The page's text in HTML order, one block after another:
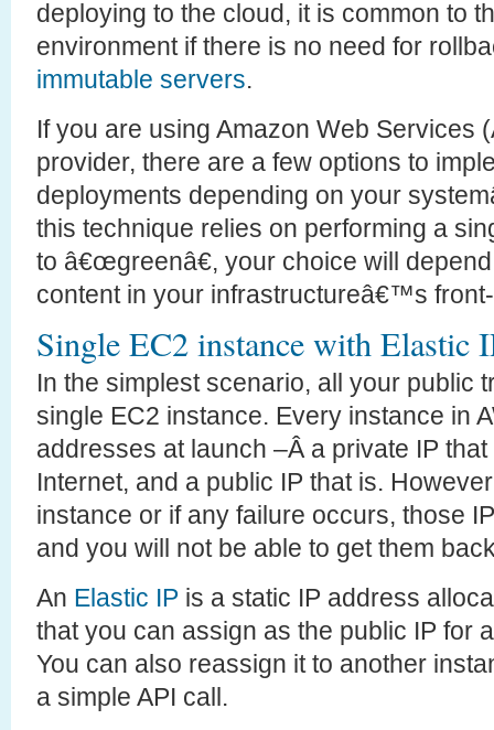
deploying to the cloud, it is common to
environment if there is no need for
immutable servers.
If you are using Amazon Web Services
provider, there are a few options to
deployments depending on your
this technique relies on performing a
to â€œgreenâ€, your choice will
content in your infrastructureâ€™s
Single EC2 instance with Elastic
In the simplest scenario, all your public
single EC2 instance. Every instance in
addresses at launch –Â a private IP
Internet, and a public IP that is.
instance or if any failure occurs, those
and you will not be able to get them
An Elastic IP is a static IP address
that you can assign as the public IP for
You can also reassign it to another
a simple API call.